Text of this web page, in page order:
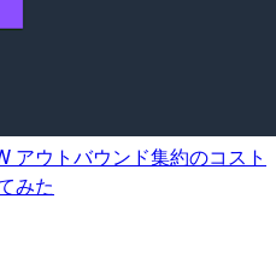
アウトバウンド集約のコスト
みた